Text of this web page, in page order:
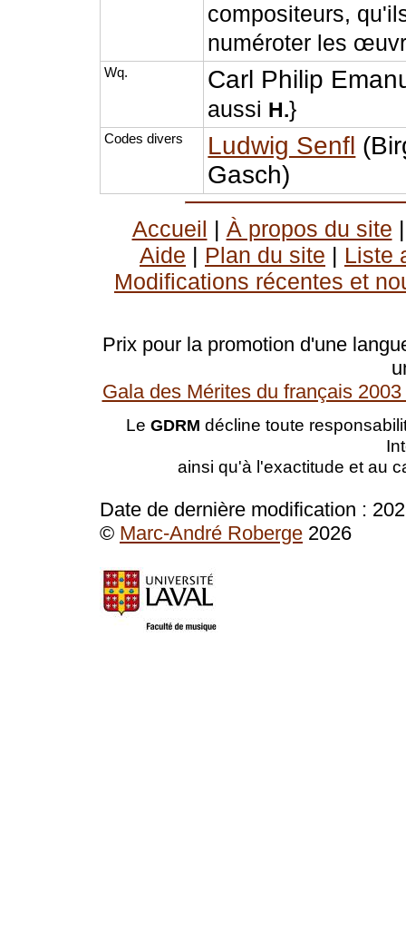
compositeurs,
numéroter les
Wq. Carl Philip
aussi H.}
Codes divers Ludwig Senfl
Gasch)
Accueil | À propos du site
Aide | Plan du site | Liste
Modifications récentes et
Prix pour la promotion d'une
Gala des Mérites du français
Le GDRM décline toute
ainsi qu'à l'exactitude et au
Date de dernière modification :
© Marc-André Roberge 2026